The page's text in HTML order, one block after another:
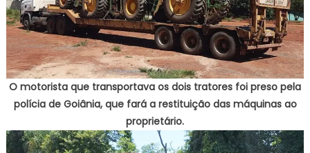
O motorista que transportava os dois tratores foi preso pela
polícia de Goiânia, que fará a restituição das máquinas ao
proprietário.